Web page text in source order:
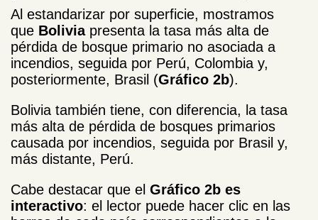
Al estandarizar por superficie, mostramos
que Boliviapresenta la tasa más alta de
pérdida de bosque primario no asociada a
incendios, seguida por Perú, Colombia y,
posteriormente, Brasil (Gráfico 2b).
Bolivia también tiene, con diferencia, la tasa
más alta de pérdida de bosques primarios
causada por incendios, seguida por Brasil y,
más distante, Perú.
Cabe destacar que el Gráfico 2b es
interactivo: el lector puede hacer clic en las